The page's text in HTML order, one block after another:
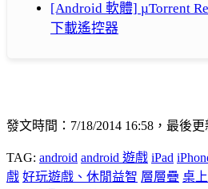
[Android 軟體] µTorrent
下載遙控器
發文時間：7/18/2014 16:58，最後更
TAG: android android 遊戲 iPad
戲 好玩遊戲、休閒益智 層層疊 桌